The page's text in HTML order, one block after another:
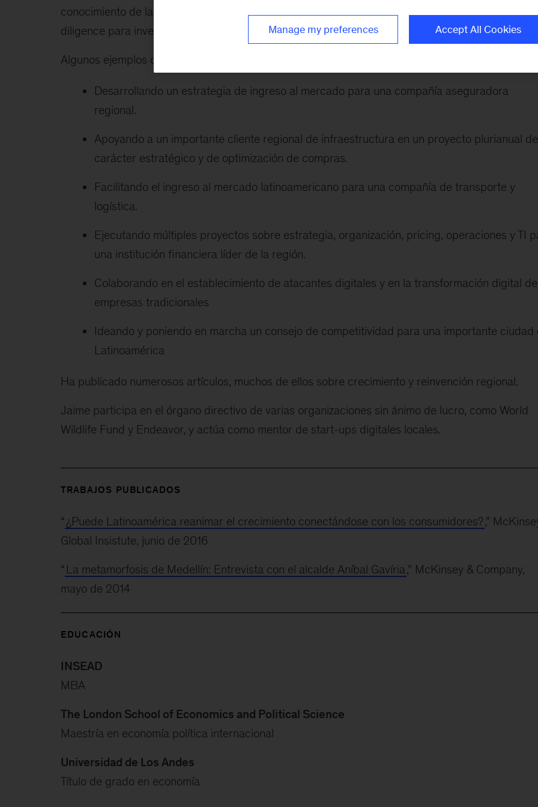
conocimiento de las economías emergentes de América Latina, ha participado en iniciativas de
diligence para inversionistas privados y apoyado a varios CEOs en sus procesos de transición.
Algunos ejemplos de su trabajo más reciente son los siguientes:
Desarrollando un estrategia de ingreso al mercado para una compañía aseguradora
regional.
Apoyando a un importante cliente regional de infraestructura en un proyecto plurianual de
carácter estratégico y de optimización de compras.
Facilitando el ingreso al mercado latinoamericano para una compañía de transporte y
logística.
Ejecutando múltiples proyectos sobre estrategia, organización, pricing, operaciones y TI
una institución financiera líder de la región.
Colaborando en el establecimiento de atacantes digitales y en la transformación digital de
empresas tradicionales
Ideando y poniendo en marcha un consejo de competitividad para una importante ciudad
Latinoamérica
Ha publicado numerosos artículos, muchos de ellos sobre crecimiento y reinvención regional.
Jaime participa en el órgano directivo de varias organizaciones sin ánimo de lucro, como World
Wildlife Fund y Endeavor, y actúa como mentor de start-ups digitales locales.
TRABAJOS PUBLICADOS
“ ¿Puede Latinoamérica reanimar el crecimiento conectándose con los consumidores?,”
Global Insistute, junio de 2016
“ La metamorfosis de Medellín: Entrevista con el alcalde Aníbal Gavíria ,” McKinsey & Company,
mayo de 2014
EDUCACIÓN
INSEAD
MBA
The London School of Economics and Political Science
Maestría en economía política internacional
Universidad de Los Andes
Título de grado en economía
Manage my preferences Accept All Cookies